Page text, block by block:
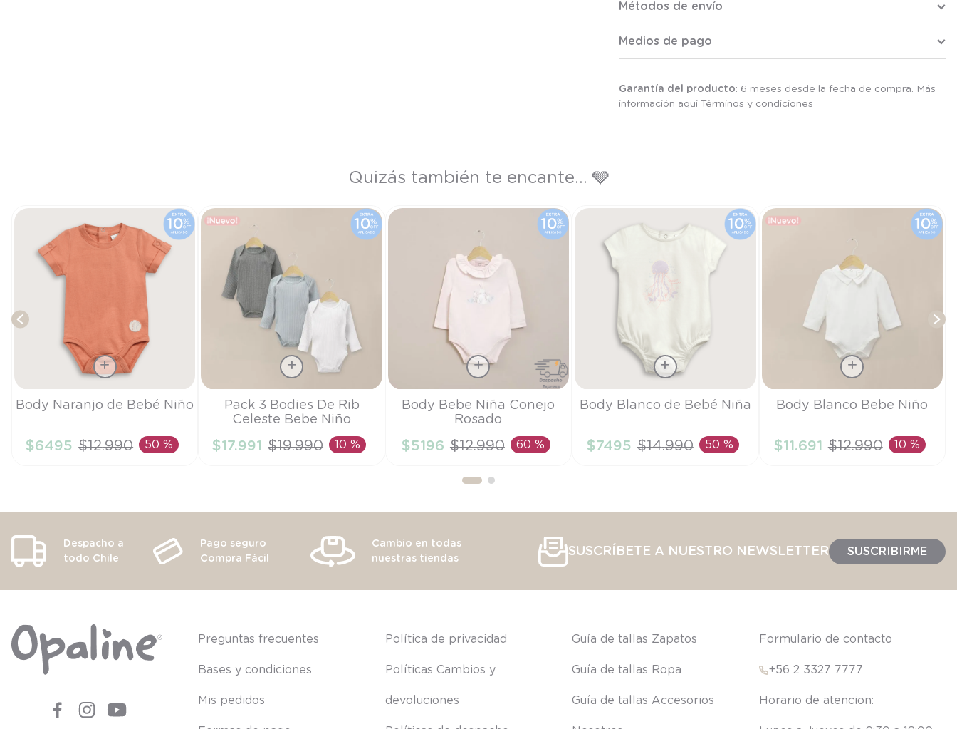
Métodos de envío
Medios de pago
Garantía del producto: 6 meses desde la fecha de compra. Más
información aquí Términos y condiciones
Quizás también te encante... 🩶
Talla
AÑADIR AL CARRITO
Body Naranjo de Bebé Niño
$6495 $12.990 50 %
Talla
AÑADIR AL CARRITO
Pack 3 Bodies De Rib
Celeste Bebe Niño
$17.991 $19.990 10 %
Talla
AÑADIR AL CARRITO
Body Bebe Niña Conejo
Rosado
$5196 $12.990 60 %
Talla
AÑADIR AL CARRITO
Body Blanco de Bebé Niña
$7495 $14.990 50 %
Talla
AÑADIR AL CARRITO
Body Blanco Bebe Niño
$11 .691 $12.990 10 %
Despacho a
todo Chile
Pago seguro
Compra Fácil
Cambio en todas
nuestras tiendas
SUSCRÍBETE A NUESTRO NEWSLETTER SUSCRIBIRME
Preguntas frecuentes
Bases y condiciones
Mis pedidos
Política de privacidad
Políticas Cambios y
devoluciones
Guía de tallas Zapatos
Guía de tallas Ropa
Guía de tallas Accesorios
Formulario de contacto
+56 2 3327 7777